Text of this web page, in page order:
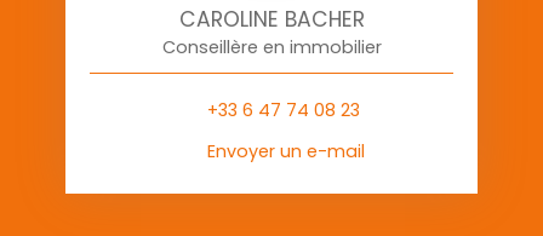
CAROLINE BACHER
Conseillère en immobilier
+33 6 47 74 08 23
Envoyer un e-mail